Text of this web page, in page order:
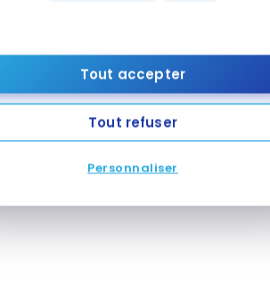
Tout accepter
Tout refuser
Personnaliser